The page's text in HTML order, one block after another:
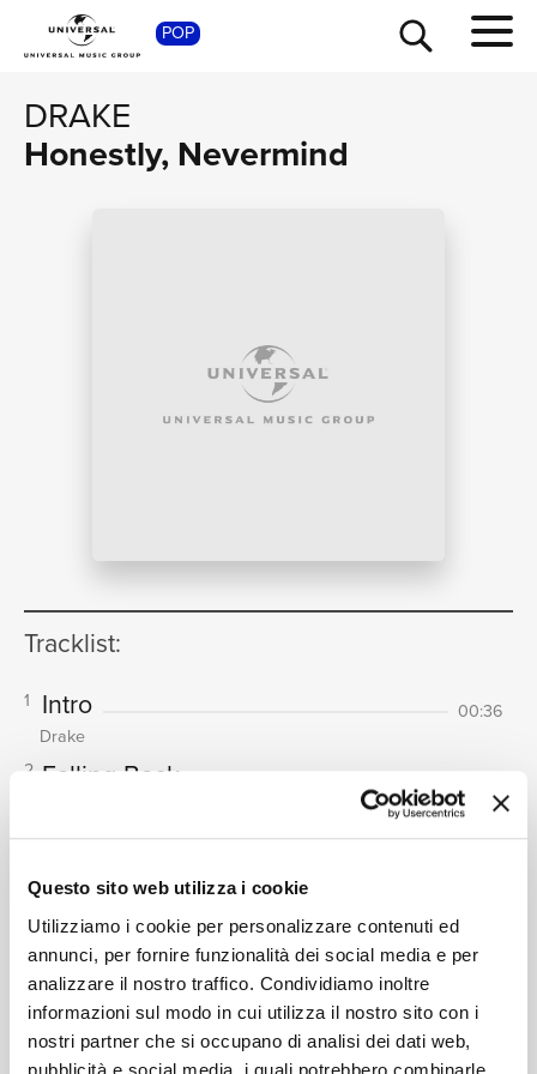
Questo sito web utilizza i cookie
Utilizziamo i cookie per personalizzare contenuti ed
annunci, per fornire funzionalità dei social media e per
analizzare il nostro traffico. Condividiamo inoltre
informazioni sul modo in cui utilizza il nostro sito con i
nostri partner che si occupano di analisi dei dati web,
pubblicità e social media, i quali potrebbero combinarle
POP
DRAKE
Honestly, Nevermind
Tracklist:
1 Intro
00:36
Drake
2 Falling Back
3 Texts Go Green
Drake
Currents
02:37
Drake
5 A Keeper
Drake
6 Calling My Name
02:09
SHOP
TOUR
NEWS
RICERCA
CHI SIAMO
CONTATTI